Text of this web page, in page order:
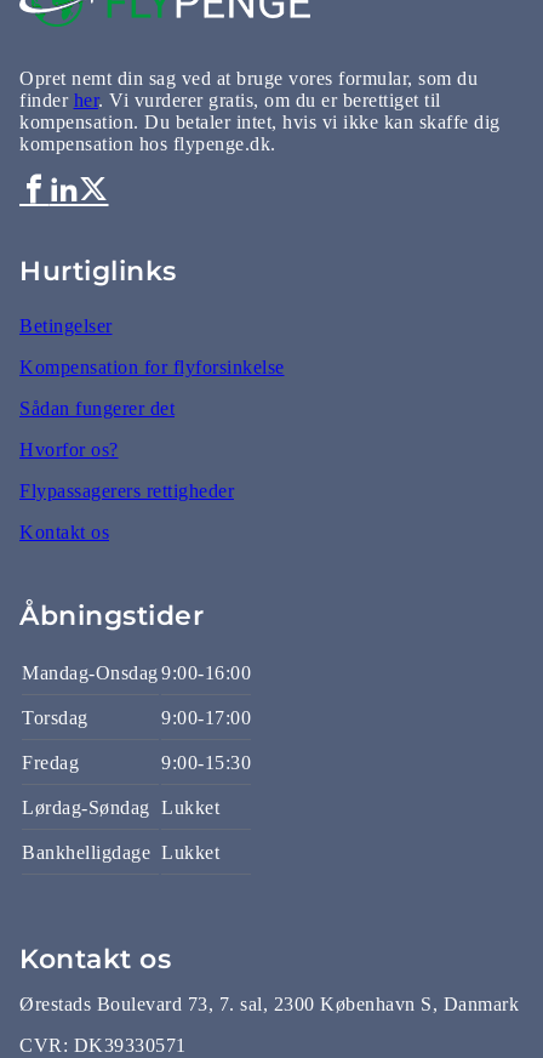
Opret nemt din sag ved at bruge vores formular, som du
finder her. Vi vurderer gratis, om du er berettiget til
kompensation. Du betaler intet, hvis vi ikke kan skaffe dig
kompensation hos flypenge.dk.
Hurtiglinks
Betingelser
Kompensation for flyforsinkelse
Sådan fungerer det
Hvorfor os?
Flypassagerers rettigheder
Kontakt os
Åbningstider
Mandag-Onsdag9:00-16:00
Torsdag 9:00-17:00
Fredag 9:00-15:30
Lørdag-Søndag Lukket
Bankhelligdage Lukket
Kontakt os
Ørestads Boulevard 73, 7. sal, 2300 København S, Danmark
CVR: DK39330571